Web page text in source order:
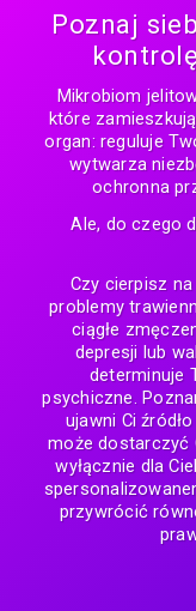
Poznaj
Mikrobiom
które
organ: reguluje
wytwarza
ochronna
Ale, do czego
Czy cierpisz
problemy
ciągłe
depresji lub
determinuje
psychiczne.
ujawni Ci
może dostarczyć
wyłącznie dla
przywrócić